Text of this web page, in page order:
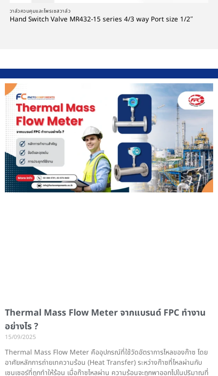
วาล์วควบคุมและโพรเซสวาล์ว
Hand Switch Valve MR432-15 series 4/3 way Port size 1/2″
Thermal Mass Flow Meter จากแบรนด์ FPC ทำงาน
อย่างไร ?
15/09/2025
Thermal Mass Flow Meter คืออุปกรณ์ที่ใช้วัดอัตราการไหลของก๊าซ โดย
อาศัยหลักการถ่ายเทความร้อน (Heat Transfer) ระหว่างก๊าซที่ไหลผ่านกับ
เซนเซอร์ที่ถูกทำให้ร้อน เมื่อก๊าซไหลผ่าน ความร้อนจะถูกพาออกไปในปริมาณที่